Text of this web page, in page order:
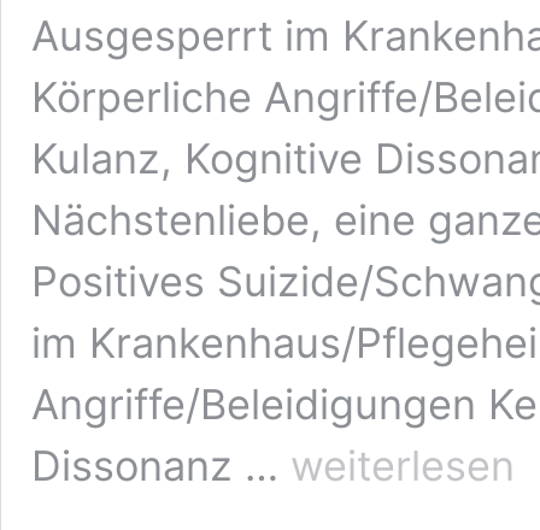
Ausgesperrt im
Körperliche Angriffe/
Kulanz, Kognitive
Nächstenliebe, eine
Positives Suizide/
im Krankenhaus/
Angriffe/Beleidigungen
Dissonanz …
Nachgefragt:
Das
weiterlesen